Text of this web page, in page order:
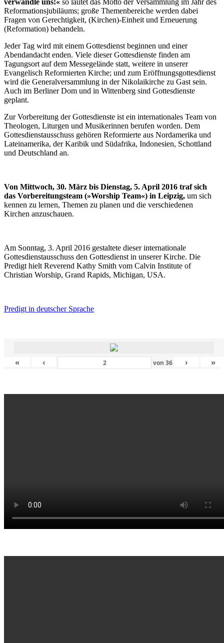
verwandle uns!« so lautet das Motto der Versammlung im Jahr des
Reformationsjubiläums; große Themenbereiche werden dabei
Fragen von Gerechtigkeit, (Kirchen)-Einheit und Erneuerung
(Reformation) behandeln.
Jeder Tag wird mit einem Gottesdienst beginnen und einer
Abendandacht enden. Viele dieser Gottesdienste finden am
Tagungsort auf dem Messegelände statt, weitere in unserer
Evangelisch Reformierten Kirche; und zum Eröffnungsgottesdienst
wird die Generalversammlung in der Nikolaikirche zu Gast sein.
Auch im Berliner Dom und in Wittenberg sind Gottesdienste
geplant.
Zur Vorbereitung der Gottesdienste ist ein internationales Team von
Theologen, Liturgen und Musikerinnen berufen worden. Dem
Gottesdienstausschuss gehören Reformierte aus Nordamerika und
Lateinamerika, der Karibik und Südafrika, Indonesien, Schottland
und Deutschland an.
Von Mittwoch, 30. März bis Dienstag, 5. April 2016 traf sich
das Vorbereitungsteam (»Worship Team«) in Leipzig, um sich
kennen zu lernen, Themen zu planen und die verschiedenen
Kirchen anzuschauen.
Am Sonntag, 3. April 2016 gestaltete dieser internationale
Gottesdienstausschuss den Gottesdienst in unserer Kirche. Die
Predigt hielt Reverend Kathy Smith vom Calvin Institute of
Christian Worship, Grand Rapids, Michigan, USA.
Predigt in deutscher Sprache
« ‹ von36 › »